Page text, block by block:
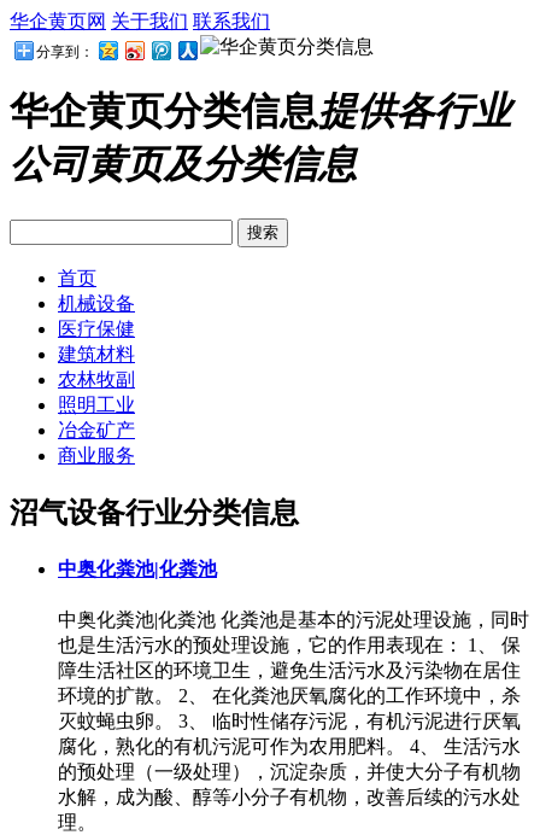
华企黄页网 关于我们 联系我们
分享到：
华企黄页分类信息提供各行业
公司黄页及分类信息
首页
机械设备
医疗保健
建筑材料
农林牧副
照明工业
冶金矿产
商业服务
沼气设备行业分类信息
中奥化粪池|化粪池
中奥化粪池|化粪池 化粪池是基本的污泥处理设施，同时
也是生活污水的预处理设施，它的作用表现在： 1、 保
障生活社区的环境卫生，避免生活污水及污染物在居住
环境的扩散。 2、 在化粪池厌氧腐化的工作环境中，杀
灭蚊蝇虫卵。 3、 临时性储存污泥，有机污泥进行厌氧
腐化，熟化的有机污泥可作为农用肥料。 4、 生活污水
的预处理（一级处理），沉淀杂质，并使大分子有机物
水解，成为酸、醇等小分子有机物，改善后续的污水处
理。